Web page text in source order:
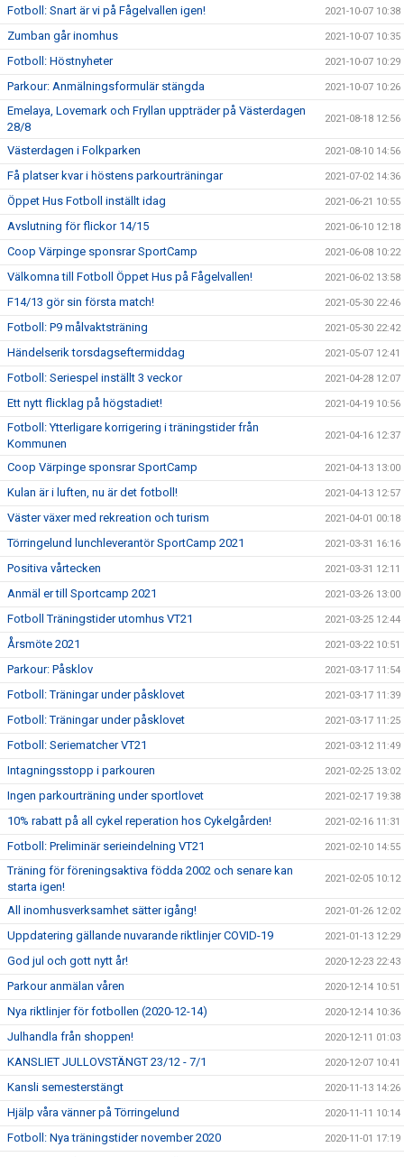
Fotboll: Snart är vi på Fågelvallen igen! 2021-10-07 10:38
Zumban går inomhus 2021-10-07 10:35
Fotboll: Höstnyheter 2021-10-07 10:29
Parkour: Anmälningsformulär stängda 2021-10-07 10:26
Emelaya, Lovemark och Fryllan uppträder på Västerdagen
28/8
2021-08-18 12:56
Västerdagen i Folkparken 2021-08-10 14:56
Få platser kvar i höstens parkourträningar 2021-07-02 14:36
Öppet Hus Fotboll inställt idag 2021-06-21 10:55
Avslutning för flickor 14/15 2021-06-10 12:18
Coop Värpinge sponsrar SportCamp 2021-06-08 10:22
Välkomna till Fotboll Öppet Hus på Fågelvallen! 2021-06-02 13:58
F14/13 gör sin första match! 2021-05-30 22:46
Fotboll: P9 målvaktsträning 2021-05-30 22:42
Händelserik torsdagseftermiddag 2021-05-07 12:41
Fotboll: Seriespel inställt 3 veckor 2021-04-28 12:07
Ett nytt flicklag på högstadiet! 2021-04-19 10:56
Fotboll: Ytterligare korrigering i träningstider från
Kommunen
2021-04-16 12:37
Coop Värpinge sponsrar SportCamp 2021-04-13 13:00
Kulan är i luften, nu är det fotboll! 2021-04-13 12:57
Väster växer med rekreation och turism 2021-04-01 00:18
Törringelund lunchleverantör SportCamp 2021 2021-03-31 16:16
Positiva vårtecken 2021-03-31 12:11
Anmäl er till Sportcamp 2021 2021-03-26 13:00
Fotboll Träningstider utomhus VT21 2021-03-25 12:44
Årsmöte 2021 2021-03-22 10:51
Parkour: Påsklov 2021-03-17 11:54
Fotboll: Träningar under påsklovet 2021-03-17 11:39
Fotboll: Träningar under påsklovet 2021-03-17 11:25
Fotboll: Seriematcher VT21 2021-03-12 11:49
Intagningsstopp i parkouren 2021-02-25 13:02
Ingen parkourträning under sportlovet 2021-02-17 19:38
10% rabatt på all cykel reperation hos Cykelgården! 2021-02-16 11:31
Fotboll: Preliminär serieindelning VT21 2021-02-10 14:55
Träning för föreningsaktiva födda 2002 och senare kan
starta igen!
2021-02-05 10:12
All inomhusverksamhet sätter igång! 2021-01-26 12:02
Uppdatering gällande nuvarande riktlinjer COVID-19 2021-01-13 12:29
God jul och gott nytt år! 2020-12-23 22:43
Parkour anmälan våren 2020-12-14 10:51
Nya riktlinjer för fotbollen (2020-12-14) 2020-12-14 10:36
Julhandla från shoppen! 2020-12-11 01:03
KANSLIET JULLOVSTÄNGT 23/12 - 7/1 2020-12-07 10:41
Kansli semesterstängt 2020-11-13 14:26
Hjälp våra vänner på Törringelund 2020-11-11 10:14
Fotboll: Nya träningstider november 2020 2020-11-01 17:19